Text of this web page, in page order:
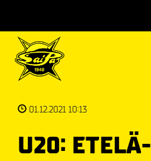
01.12.2021 10:13
U20: ETELÄ-